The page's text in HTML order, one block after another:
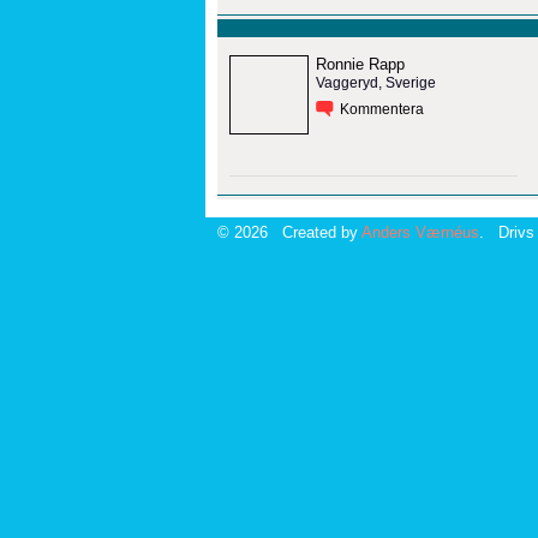
Ronnie Rapp
Vaggeryd, Sverige
Kommentera
© 2026 Created by Anders Værnéus . Drivs